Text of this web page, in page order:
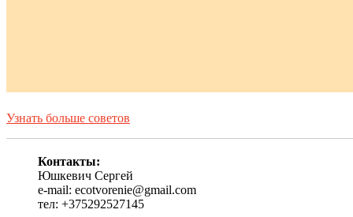
Узнать больше советов
Контакты:
Юшкевич Сергей
e-mail: ecotvorenie@gmail.com
тел: +375292527145